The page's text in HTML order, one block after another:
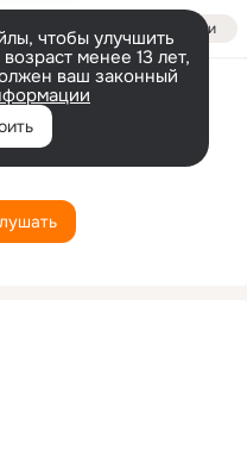
Войти
чтобы улучшить
менее 13 лет,
ваш законный